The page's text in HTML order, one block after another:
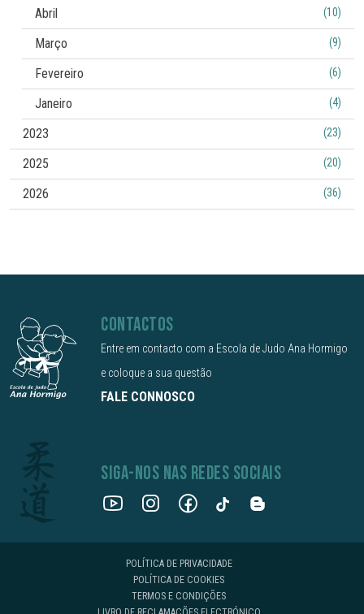
Abril (10)
Março (9)
Fevereiro (6)
Janeiro (4)
2023 (23)
2025 (20)
2026 (36)
CONTACTOS
Entre em contacto com a Escola de Judo Ana Hormigo
e coloque a sua questão
FALE CONNOSCO
SIGA-NOS NAS REDES SOCIAIS
POLÍTICA DE PRIVACIDADE
POLÍTICA DE COOKIES
TERMOS E CONDIÇÕES